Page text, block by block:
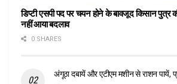
डिप्टी एसपी पद पर चयन होने के बावजूद किसान पुत्र
नहीं आया बदलाव
0 SHARES
अंगूठा दबायें और एटीएम मशीन से राशन पायें,